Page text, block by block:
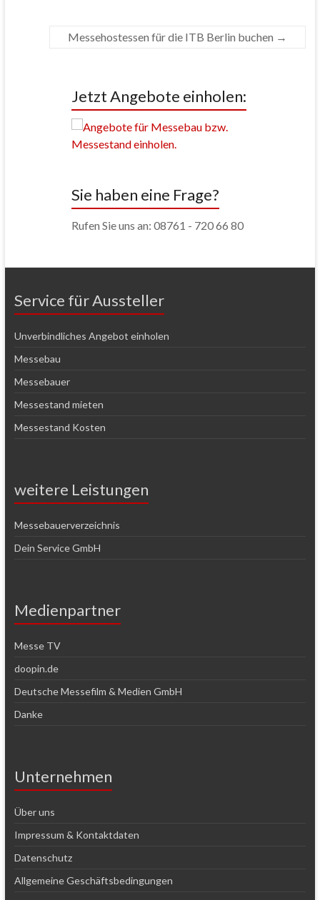
Messehostessen für die ITB Berlin buchen →
Jetzt Angebote einholen:
Sie haben eine Frage?
Rufen Sie uns an: 08761 - 720 66 80
Service für Aussteller
Unverbindliches Angebot einholen
Messebau
Messebauer
Messestand mieten
Messestand Kosten
weitere Leistungen
Messebauerverzeichnis
Dein Service GmbH
Medienpartner
Messe TV
doopin.de
Deutsche Messefilm & Medien GmbH
Danke
Unternehmen
Über uns
Impressum & Kontaktdaten
Datenschutz
Allgemeine Geschäftsbedingungen